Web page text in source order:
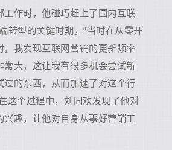
工作时，他碰巧赶上了国内互联
转型的关键时期，“当时在从零开
，我发现互联网营销的更新频率
常大，这让我有很多机会尝试新
过的东西，从而加速了对这个行
这个过程中，刘同欢发现了他对
兴趣，让他对自身从事好营销工